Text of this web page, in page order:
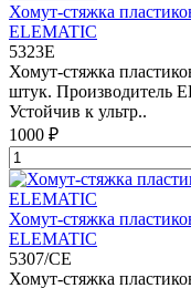
Хомут-стяжка
ELEMATIC
5323E
Хомут-стяжка
штук. Производитель
Устойчив к ультр..
1000 ₽
Хомут-стяжка
ELEMATIC
5307/CE
Хомут-стяжка